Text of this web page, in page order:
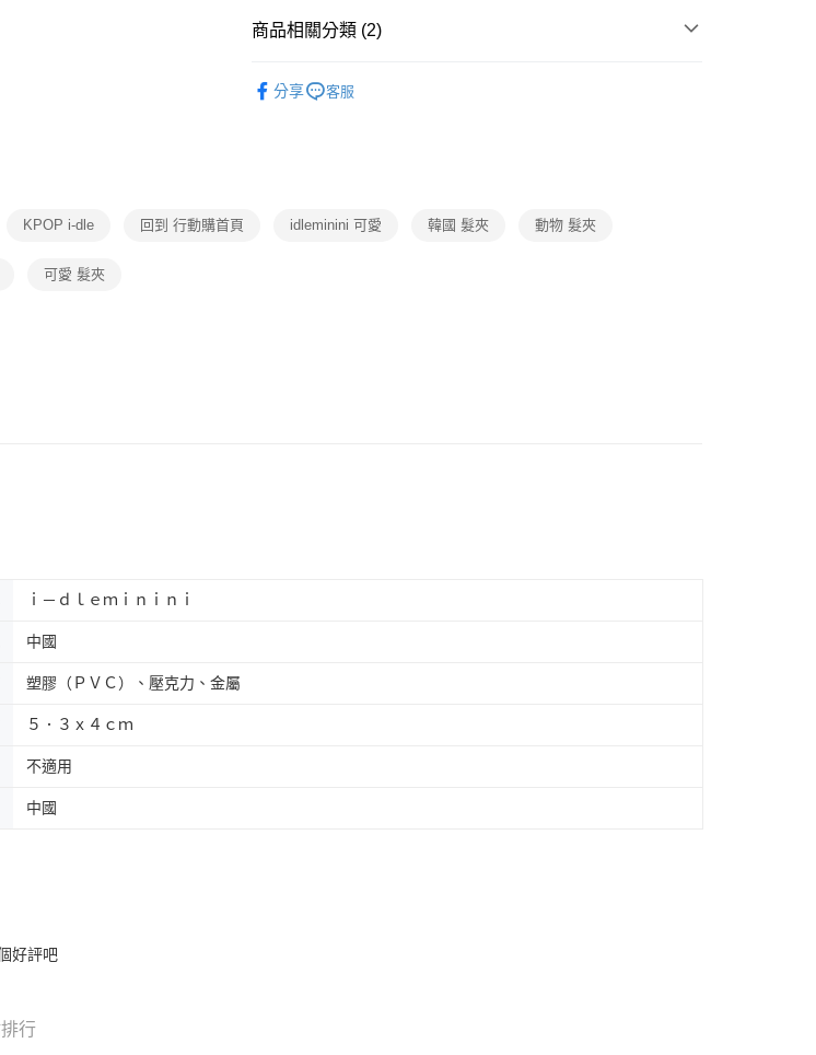
常溫-付款後全家取貨
商品相關分類 (2)
分享 客服
KPOP i-dle 回到 行動購首頁 idleminini 可愛 韓國 髮夾 動物 髮夾
可愛 髮夾
ｉ－ｄｌｅｍｉｎｉｎｉ
中國
塑膠（ＰＶＣ）、壓克力、金屬
５．３ｘ４ｃｍ
不適用
中國
好評吧
行